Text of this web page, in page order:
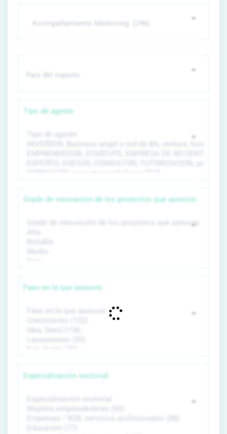
Tipo de agente
Grado de innovación de los proyectos que asesora
Fase en la que asesora
Especialización sectorial